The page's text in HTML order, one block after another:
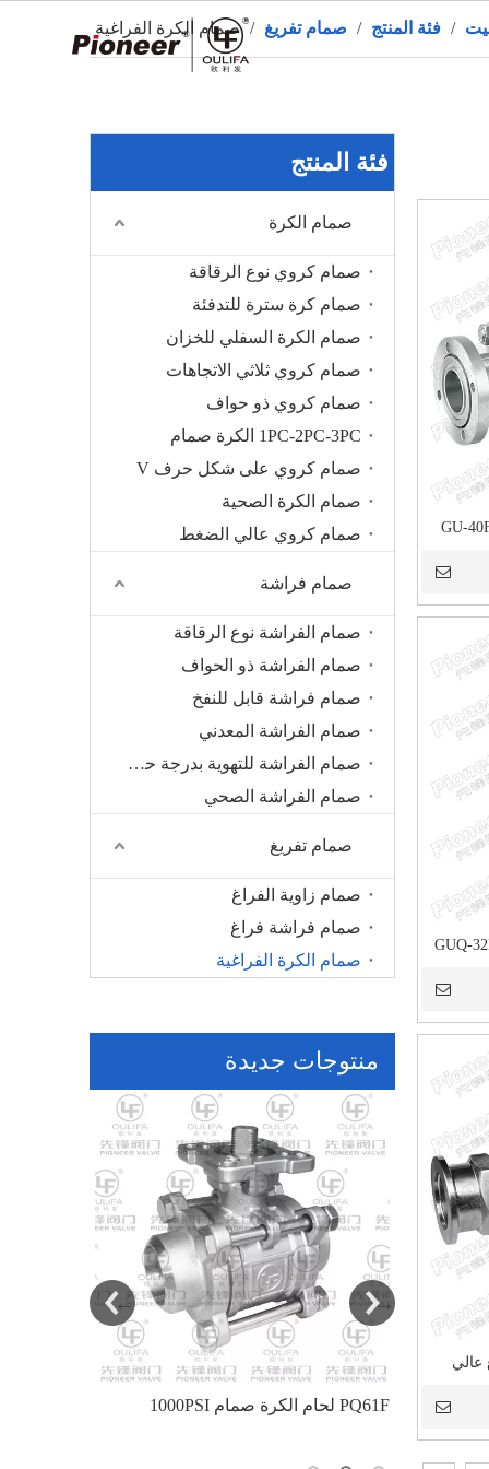
/ فئة المنتج / صمام تفريغ / صمام الكرة الفراغية
فئة المنتج
صمام الكرة
صمام كروي نوع الرقاقة
صمام كرة سترة للتدفئة
صمام الكرة السفلي للخزان
صمام كروي ثلاثي الاتجاهات
صمام كروي ذو حواف
1PC-2PC-3PC الكرة صمام
صمام كروي على شكل حرف V
صمام الكرة الصحية
صمام كروي عالي الضغط
صمام فراشة
صمام الفراشة نوع الرقاقة
صمام الفراشة ذو الحواف
صمام فراشة قابل للنفخ
صمام الفراشة المعدني
صمام الفراشة للتهوية بدرجة حرارة عالية
صمام الفراشة الصحي
صمام تفريغ
صمام زاوية الفراغ
صمام فراشة فراغ
صمام الكرة الفراغية
منتوجات جديدة
صمام كروي ذو حواف معزول للإشارة
الجذع
عالي